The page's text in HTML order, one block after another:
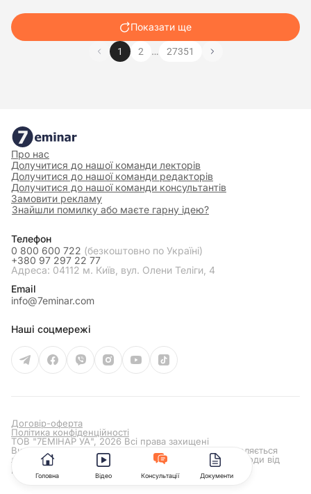
Показати ще
1 2 … 27351
Про нас
Долучитися до нашої команди лекторів
Долучитися до нашої команди редакторів
Долучитися до нашої команди консультантів
Замовити рекламу
Знайшли помилку або маєте гарну ідею?
Телефон
0 800 600 722 (безкоштовно по Україні)
+380 97 297 22 77
Адреса: 04112 м. Київ, вул. Олени Теліги, 4
Email
info@7eminar.com
Наші соцмережі
Договір-оферта
Політика конфіденційності
ТОВ "7ЕМІНАР УА", 2026 Всі права захищені
Використання та розповсюдження матеріалів дозволяється
лише за умови отримання попередньої письмової згоди від
редакції сайту
7eminar.ua
Головна Відео Консультації Документи